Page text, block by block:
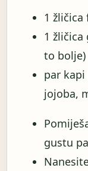
1
1 žličica
to bolje)
par
jojoba,
gustu